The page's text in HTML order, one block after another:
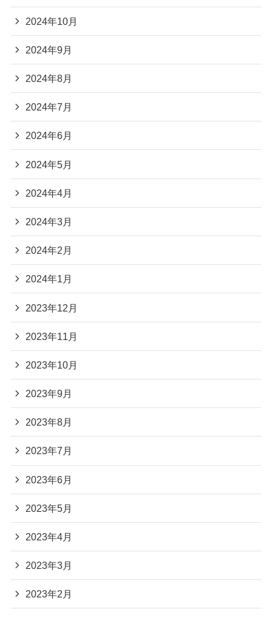
2024年10月
2024年9月
2024年8月
2024年7月
2024年6月
2024年5月
2024年4月
2024年3月
2024年2月
2024年1月
2023年12月
2023年11月
2023年10月
2023年9月
2023年8月
2023年7月
2023年6月
2023年5月
2023年4月
2023年3月
2023年2月